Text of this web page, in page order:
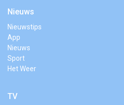
Nieuws
Nieuwstips
App
Nieuws
Sport
Het Weer
TV